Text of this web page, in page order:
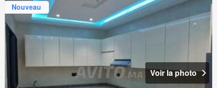
Nouveau
Voir la photo